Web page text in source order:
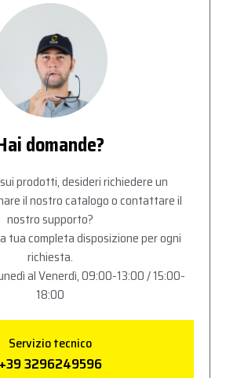
domande?
prodotti, desideri richiedere un
il nostro catalogo o contattare il
nostro supporto?
tua completa disposizione per ogni
richiesta.
al Venerdì, 09:00-13:00 / 15:00-
18:00
Servizio tecnico
+39 3296249596